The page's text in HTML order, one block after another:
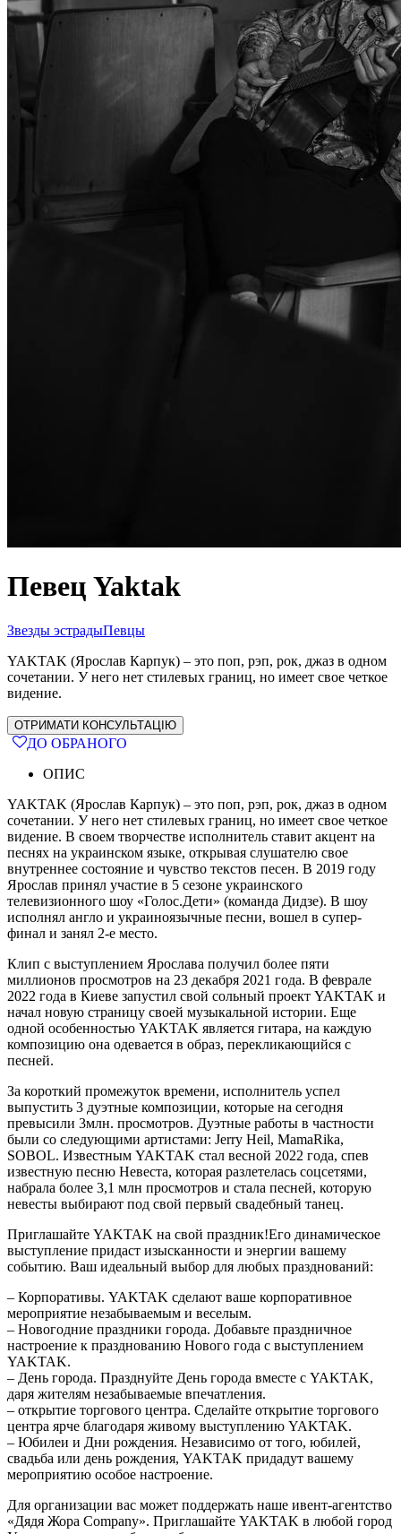
Певец Yaktak
Звезды эстрадыПевцы
YAKTAK (Ярослав Карпук) – это поп, рэп, рок, джаз в одном
сочетании. У него нет стилевых границ, но имеет свое четкое
видение.
ОТРИМАТИ КОНСУЛЬТАЦІЮ
ДО ОБРАНОГО
ОПИС
YAKTAK (Ярослав Карпук) – это поп, рэп, рок, джаз в одном
сочетании. У него нет стилевых границ, но имеет свое четкое
видение. В своем творчестве исполнитель ставит акцент на
песнях на украинском языке, открывая слушателю свое
внутреннее состояние и чувство текстов песен. В 2019 году
Ярослав принял участие в 5 сезоне украинского
телевизионного шоу «Голос.Дети» (команда Дидзе). В шоу
исполнял англо и украиноязычные песни, вошел в супер-
финал и занял 2-е место.
Клип с выступлением Ярослава получил более пяти
миллионов просмотров на 23 декабря 2021 года. В феврале
2022 года в Киеве запустил свой сольный проект YAKTAK и
начал новую страницу своей музыкальной истории. Еще
одной особенностью YAKTAK является гитара, на каждую
композицию она одевается в образ, перекликающийся с
песней.
За короткий промежуток времени, исполнитель успел
выпустить 3 дуэтные композиции, которые на сегодня
превысили 3млн. просмотров. Дуэтные работы в частности
были со следующими артистами: Jerry Heil, MamaRika,
SOBOL. Известным YAKTAK стал весной 2022 года, спев
известную песню Невеста, которая разлетелась соцсетями,
набрала более 3,1 млн просмотров и стала песней, которую
невесты выбирают под свой первый свадебный танец.
Приглашайте YAKTAK на свой праздник!Его динамическое
выступление придаст изысканности и энергии вашему
событию. Ваш идеальный выбор для любых празднований:
– Корпоративы. YAKTAK сделают ваше корпоративное
мероприятие незабываемым и веселым.
– Новогодние праздники города. Добавьте праздничное
настроение к празднованию Нового года с выступлением
YAKTAK.
– День города. Празднуйте День города вместе с YAKTAK,
даря жителям незабываемые впечатления.
– открытие торгового центра. Сделайте открытие торгового
центра ярче благодаря живому выступлению YAKTAK.
– Юбилеи и Дни рождения. Независимо от того, юбилей,
свадьба или день рождения, YAKTAK придадут вашему
мероприятию особое настроение.
Для организации вас может поддержать наше ивент-агентство
«Дядя Жора Company». Приглашайте YAKTAK в любой город